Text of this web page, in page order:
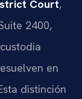
Court,
2400,
en
distinción